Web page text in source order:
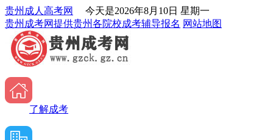
贵州成人高考网 今天是2026年8月10日 星期一
贵州成考网提供贵州各院校成考辅导报名 网站地图
了解成考